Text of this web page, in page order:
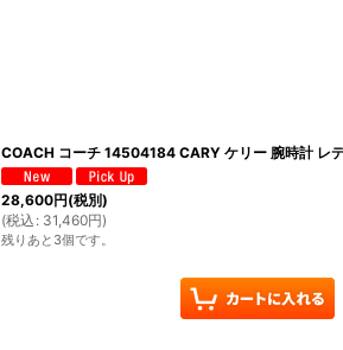
COACH コーチ 14504184 CARY ケリー 腕時計 レ
28,600円(税別)
(税込 : 31,460円)
残りあと3個です。